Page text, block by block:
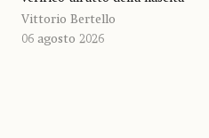
Vittorio Bertello
06 agosto 2026